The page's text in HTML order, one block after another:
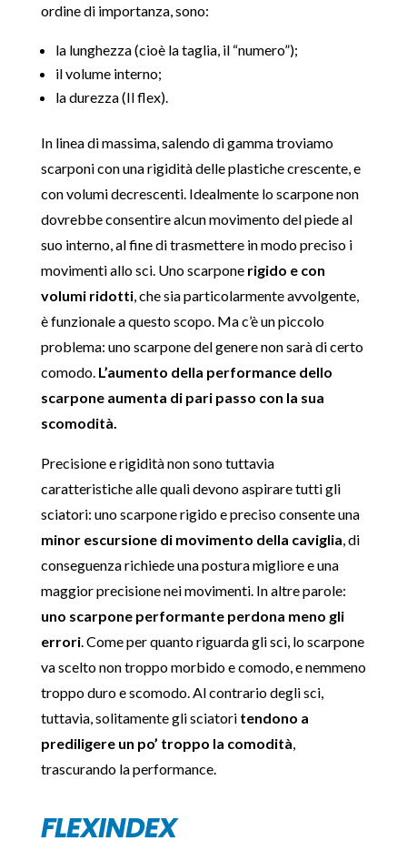
ordine di importanza, sono:
la lunghezza (cioè la taglia, il “numero”);
il volume interno;
la durezza (Il flex).
In linea di massima, salendo di gamma troviamo
scarponi con una rigidità delle plastiche crescente, e
con volumi decrescenti. Idealmente lo scarpone non
dovrebbe consentire alcun movimento del piede al
suo interno, al fine di trasmettere in modo preciso i
movimenti allo sci. Uno scarpone rigido e con
volumi ridotti, che sia particolarmente avvolgente,
è funzionale a questo scopo. Ma c’è un piccolo
problema: uno scarpone del genere non sarà di certo
comodo. L’aumento della performance dello
scarpone aumenta di pari passo con la sua
scomodità.
Precisione e rigidità non sono tuttavia
caratteristiche alle quali devono aspirare tutti gli
sciatori: uno scarpone rigido e preciso consente una
minor escursione di movimento della caviglia , di
conseguenza richiede una postura migliore e una
maggior precisione nei movimenti. In altre parole:
uno scarpone performante perdona meno gli
errori. Come per quanto riguarda gli sci, lo scarpone
va scelto non troppo morbido e comodo, e nemmeno
troppo duro e scomodo. Al contrario degli sci,
tuttavia, solitamente gli sciatori tendono a
prediligere un po’ troppo la comodità
trascurando la performance.
FLEXINDEX